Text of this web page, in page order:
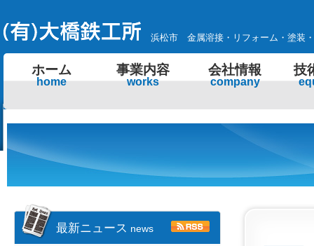
浜松市 金属溶接・リフォーム・塗装
ホーム
home
事業内容
works
会社情報
company
技
最新ニュース news